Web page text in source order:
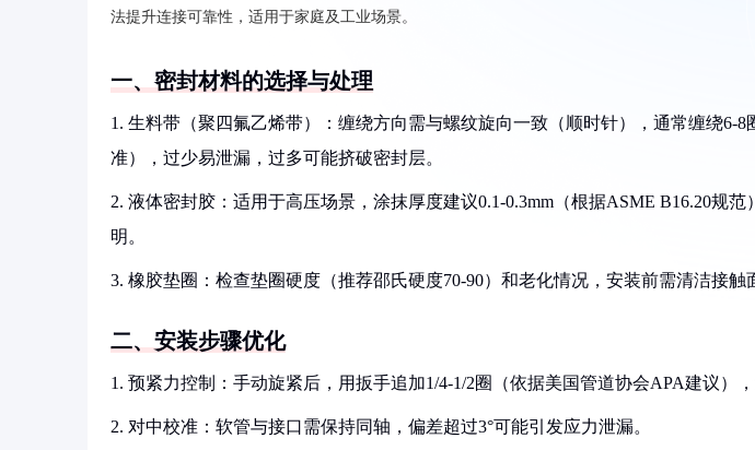
法提升连接可靠性，适用于家庭及工业场景。
一、密封材料的选择与处理
1. 生料带（聚四氟乙烯带）：缠绕方向需与螺纹旋向一致（顺时针），通常缠绕6-8
准），过少易泄漏，过多可能挤破密封层。
2. 液体密封胶：适用于高压场景，涂抹厚度建议0.1-0.3mm（根据ASME B16.20规
明。
3. 橡胶垫圈：检查垫圈硬度（推荐邵氏硬度70-90）和老化情况，安装前需清洁接触
二、安装步骤优化
1. 预紧力控制：手动旋紧后，用扳手追加1/4-1/2圈（依据美国管道协会APA建议）
2. 对中校准：软管与接口需保持同轴，偏差超过3°可能引发应力泄漏。